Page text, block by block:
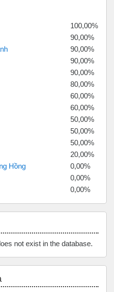
100,00%
90,00%
90,00%
90,00%
90,00%
80,00%
60,00%
60,00%
50,00%
50,00%
50,00%
20,00%
Hồng
0,00%
0,00%
0,00%
not exist in the database.